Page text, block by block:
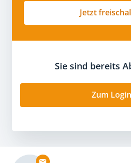
Jetzt
Sie sind bereits
Zum Login